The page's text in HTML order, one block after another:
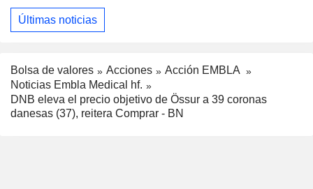
Últimas noticias
Bolsa de valores Acciones
Acción EMBLA
Noticias Embla Medical hf.
DNB eleva el precio objetivo de Össur a 39 coronas
danesas (37), reitera Comprar - BN